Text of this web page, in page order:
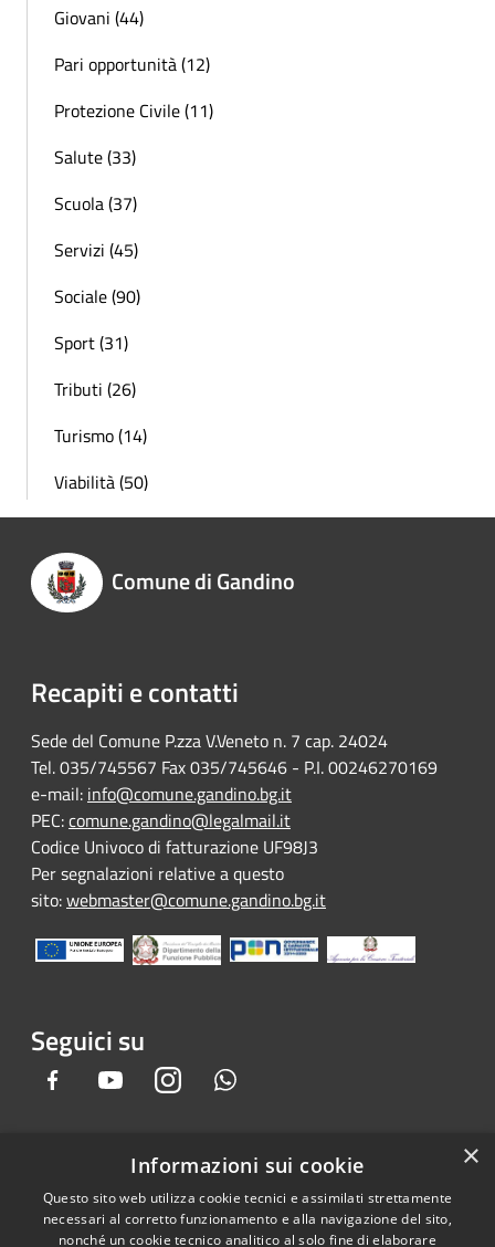
Giovani (44)
Pari opportunità (12)
Protezione Civile (11)
Salute (33)
Scuola (37)
Servizi (45)
Sociale (90)
Sport (31)
Tributi (26)
Turismo (14)
Viabilità (50)
Comune di Gandino
Recapiti e contatti
Sede del Comune P.zza V.Veneto n. 7 cap. 24024
Tel. 035/745567 Fax 035/745646 - P.I. 00246270169
e-mail: info@comune.gandino.bg.it
PEC:comune.gandino@legalmail.it
Codice Univoco di fatturazione UF98J3
Per segnalazioni relative a questo
sito:webmaster@comune.gandino.bg.it
Seguici su
Facebook YoutubeInstagram
Accessibilità
Privacy
Gandino • Powered by
Municipium•Accesso
×
Informazioni sui cookie
Questo sito web utilizza cookie tecnici e assimilati strettamente
necessari al corretto funzionamento e alla navigazione del sito,
nonché un cookie tecnico analitico al solo fine di elaborare